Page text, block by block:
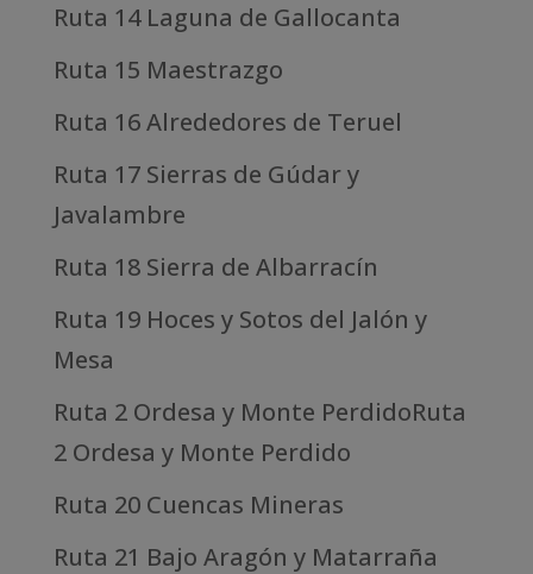
Ruta 14 Laguna de Gallocanta
Ruta 15 Maestrazgo
Ruta 16 Alrededores de Teruel
Ruta 17 Sierras de Gúdar y
Javalambre
Ruta 18 Sierra de Albarracín
Ruta 19 Hoces y Sotos del Jalón y
Mesa
Ruta 2 Ordesa y Monte PerdidoRuta
2 Ordesa y Monte Perdido
Ruta 20 Cuencas Mineras
Ruta 21 Bajo Aragón y Matarraña